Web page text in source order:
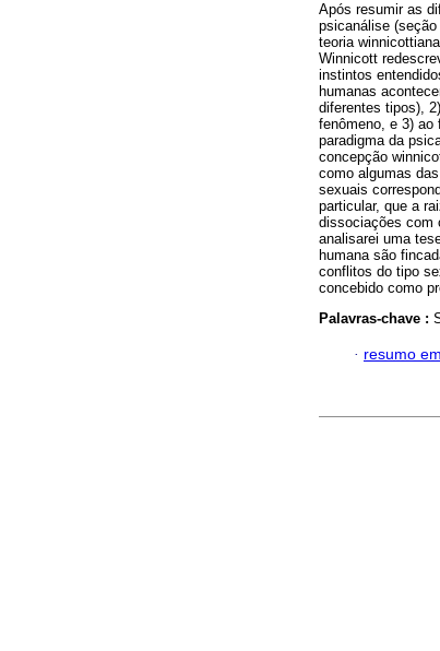
Após resumir as
psicanálise
teoria
Winnicott
instintos
humanas
diferentes tipos),
fenômeno, e 3)
paradigma da
concepção
como algumas
sexuais
particular, que a
dissociações com
analisarei uma
humana são
conflitos do tipo
concebido como
Palavras-chave :
· resumo